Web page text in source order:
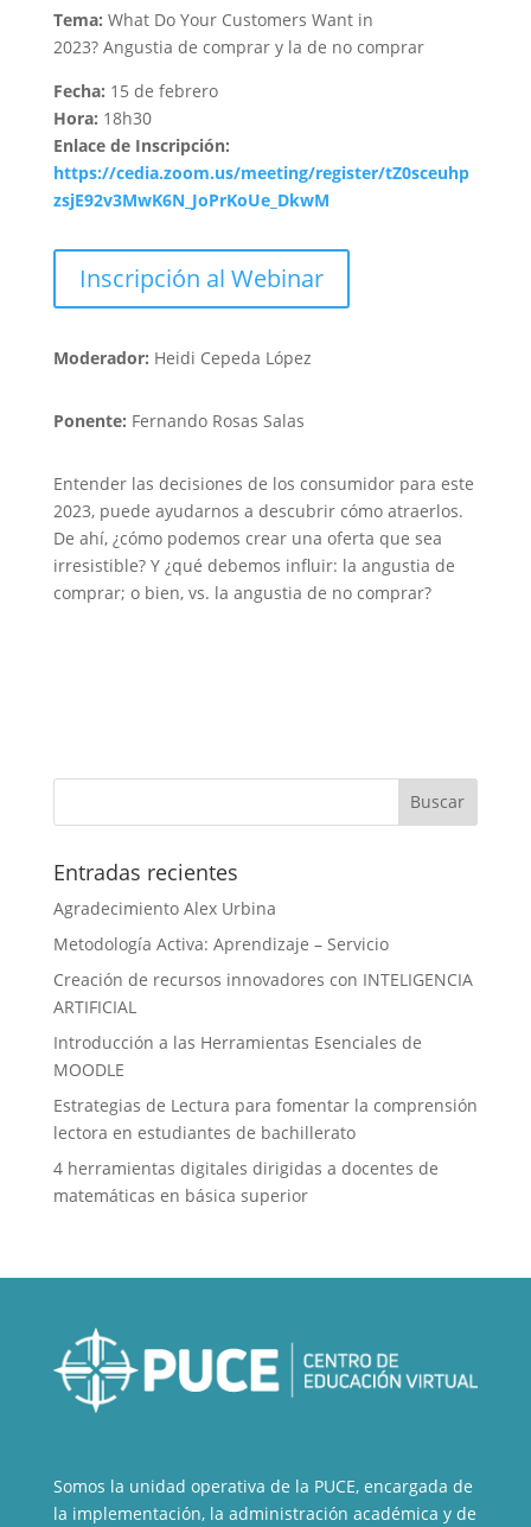
Tema: What Do Your Customers Want in
2023? Angustia de comprar y la de no comprar
Fecha: 15 de febrero
Hora: 18h30
Enlace de Inscripción:
https://cedia.zoom.us/meeting/register/tZ0sceuhp
zsjE92v3MwK6N_JoPrKoUe_DkwM
Inscripción al Webinar
Moderador: Heidi Cepeda López
Ponente: Fernando Rosas Salas
Entender las decisiones de los consumidor para este
2023, puede ayudarnos a descubrir cómo atraerlos.
De ahí, ¿cómo podemos crear una oferta que sea
irresistible? Y ¿qué debemos influir: la angustia de
comprar; o bien, vs. la angustia de no comprar?
Entradas recientes
Agradecimiento Alex Urbina
Metodología Activa: Aprendizaje – Servicio
Creación de recursos innovadores con INTELIGENCIA
ARTIFICIAL
Introducción a las Herramientas Esenciales de
MOODLE
Estrategias de Lectura para fomentar la comprensión
lectora en estudiantes de bachillerato
4 herramientas digitales dirigidas a docentes de
matemáticas en básica superior
Somos la unidad operativa de la PUCE, encargada de
la implementación, la administración académica y de